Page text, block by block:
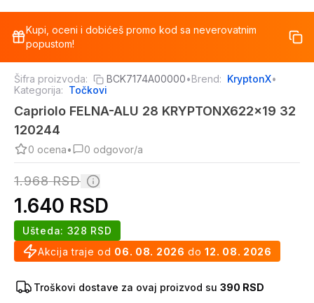
%
Kupi, oceni i dobićeš promo kod sa neverovatnim
popustom!
Šifra proizvoda: BCK7174A00000•Brend: KryptonX•
Kategorija: Točkovi
Capriolo FELNA-ALU 28 KRYPTONX622x19 32
120244
0 ocena• 0 odgovor/a
1.968 RSD
1.640 RSD
Akcija traje od 06. 08. 2026 do 12. 08. 2026
Ušteda: 328 RSD
Troškovi dostave za ovaj proizvod su 390 RSD